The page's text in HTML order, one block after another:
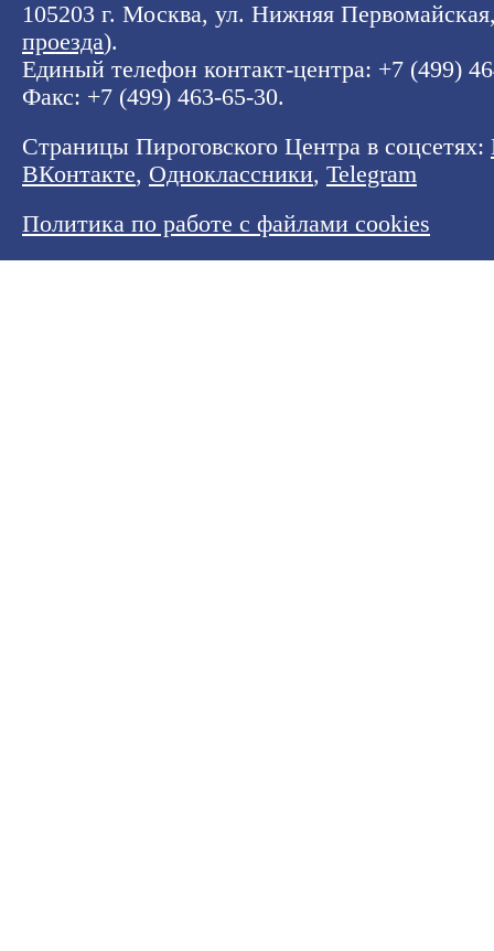
105203 г. Москва, ул. Нижняя
проезда).
Единый телефон контакт-центра: +7 (499)
Факс: +7 (499) 463-65-30.
Страницы Пироговского Центра в соцсетях:
ВКонтакте, Одноклассники, Telegram
Политика по работе с файлами cookies